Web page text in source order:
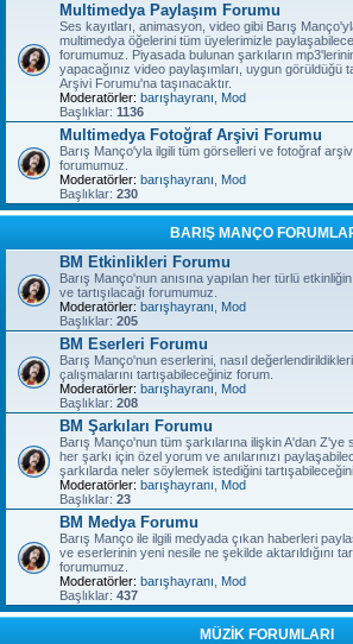
Multimedya Paylaşım Forumu
Ses kayıtları, animasyon, video gibi Barış
multimedya öğelerini tüm üyelerimizle
forumumuz. Piyasada bulunan şarkıların
yapacağınız video paylaşımları, uygun görüldüğü
Arşivi Forumu'na taşınacaktır.
Moderatörler: barışhayranı
Mod
Başlıklar: 1136
Multimedya Fotoğraf Arşivi Forumu
Barış Manço'yla ilgili tüm görselleri ve fotoğraf
forumumuz.
Moderatörler: barışhayranı
Mod
Başlıklar: 230
BARIŞ MANÇO
BM Etkinlikleri Forumu
Barış Manço'nun anısına yapılan her türlü
ve tartışılacağı forumumuz.
Moderatörler: barışhayranı
Mod
Başlıklar: 205
BM Eserleri Forumu
Barış Manço'nun eserlerini, nasıl
çalışmalarını tartışabileceğiniz forum.
Moderatörler: barışhayranı
Mod
Başlıklar: 208
BM Şarkıları Forumu
Barış Manço'nun tüm şarkılarına ilişkin A'dan Z'ye
her şarkı için özel yorum ve anılarınızı
şarkılarda neler söylemek istediğini
Moderatörler: barışhayranı
Mod
Başlıklar: 23
BM Medya Forumu
Barış Manço ile ilgili medyada çıkan haberleri
ve eserlerinin yeni nesile ne şekilde aktarıldığını
forumumuz.
Moderatörler: barışhayranı
Mod
Başlıklar: 437
MÜZİK FORUMLARI